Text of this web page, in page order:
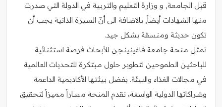
قبل الجامعة, و وزارة التعليم والتربية في الدولة التي صدرت
منها الشهادات أيضاً, بالاضافة الى أنّ السيرة الذاتية يجب أن
تكون حديثة ومنسقة بشكل جيد.
تمثل منحة جامعة فاغينينجن للأبحاث فرصة استثنائية
للباحثين الطموحين لتطوير حلول مبتكرة للتحديات العالمية
في مجالات الغذاء والبيئة. بفضل بيئتها الأكاديمية الداعمة
وشراكاتها الدولية الواسعة، تقدم المنحة مساراً مميزاً لتحقيق